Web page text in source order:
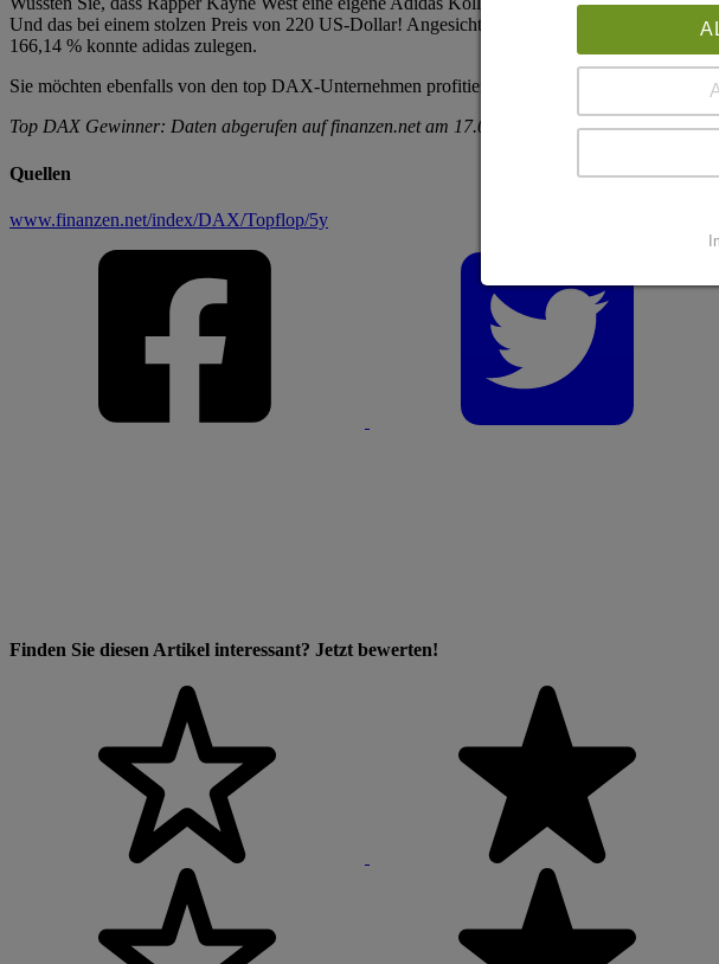
Und das bei einem stolzen Preis von 220 US-Dollar! Angesichts diesen Hypes um die
166,14 % konnte adidas zulegen.
Sie möchten ebenfalls von den top DAX-Unternehmen profitieren?
Dann informieren Sie
Top DAX Gewinner: Daten abgerufen auf finanzen.net am 17.09.2018 um 17.32 Uhr
Quellen
www.finanzen.net/index/DAX/Topflop/5y
Finden Sie diesen Artikel interessant? Jetzt bewerten!